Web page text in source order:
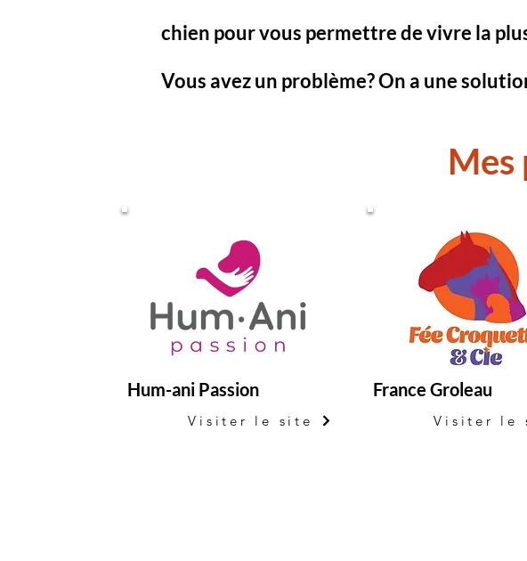
chien pour vous permettre de vivre la
Vous avez un problème? On a une
Mes
Hum-ani Passion
Visiter le site
France Groleau
Visiter le